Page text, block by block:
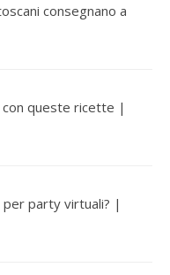
consegnano a
con queste ricette |
per party virtuali? |